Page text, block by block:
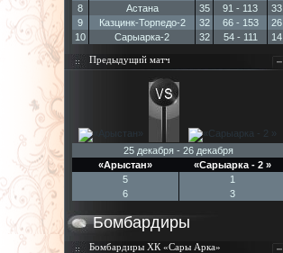
8
Астана 35 91 - 113
33
9
Казцинк-Торпедо-2 32 66 - 153
26
10
Сарыарка-2 32 54 - 111 14
Предыдущий матч
25 декабря - 26 декабря
«Арыстан»
«Сарыарка - 2 »
5
1
6
3
Бомбардиры
Бомбардиры ХК «Сары Арка»